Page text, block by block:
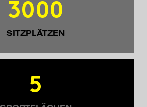
3000
SITZPLÄTZEN
5